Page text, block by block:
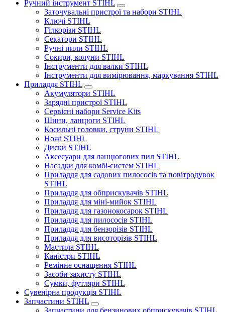
Ручний інструмент STIHL
Заточувальні пристрої та набори STIHL
Ключі STIHL
Гілкорізи STIHL
Секатори STIHL
Ручні пили STIHL
Сокири, колуни STIHL
Інструменти для валки STIHL
Інструменти для вимірювання, маркування STIHL
Приладдя STIHL
Акумулятори STIHL
Зарядні пристрої STIHL
Сервісні набори Service Kits
Шини, ланцюги STIHL
Косильні головки, струни STIHL
Ножі STIHL
Диски STIHL
Аксесуари для ланцюгових пил STIHL
Насадки для комбі-систем STIHL
Приладдя для садових пилососів та повітродувок
STIHL
Приладдя для обприскувачів STIHL
Приладдя для міні-мийок STIHL
Приладдя для газонокосарок STIHL
Приладдя для пилососів STIHL
Приладдя для бензорізів STIHL
Приладдя для висоторізів STIHL
Мастила STIHL
Каністри STIHL
Ремінне оснащення STIHL
Засоби захисту STIHL
Сумки, футляри STIHL
Сувенірна продукція STIHL
Запчастини STIHL
Запчастини для бензинових обприскувачів STIHL